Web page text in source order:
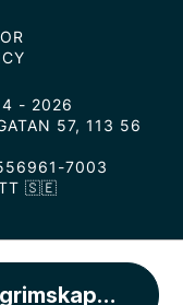
- 2026
57, 113 56
7003
🇸🇪